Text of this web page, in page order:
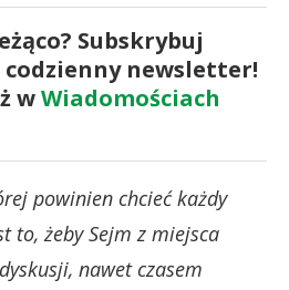
Subskrybuj
codzienny newsletter!
wWiadomościach
powinien chcieć każdy
to, żeby Sejm z miejsca
nawet czasem